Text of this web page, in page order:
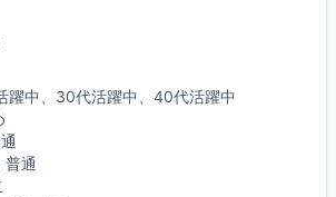
躍中、30代活躍中、40代活躍中
普通